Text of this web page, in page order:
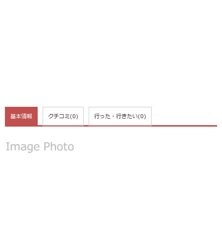
基本情報 クチコミ(0) 行った・行きたい(0)